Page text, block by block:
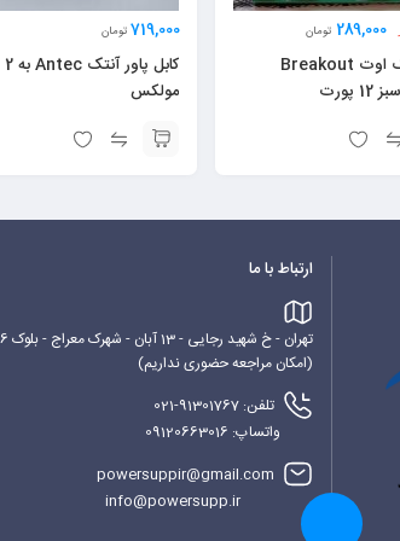
289,000 تومان
بورد بریک اوت Breakout
719,000 تومان
کابل پاور آنتک Antec به 2
مولکس
ارتباط با ما
تهران - خ شهید رجایی - 13 آبان - شهرک معراج - بلوک 6 غربی - پاورساپ
(امکان مراجعه حضوری نداریم)
تلفن: 91301767-021
واتساپ: 09120663016
powersuppir@gmail.com
info@powersupp.ir